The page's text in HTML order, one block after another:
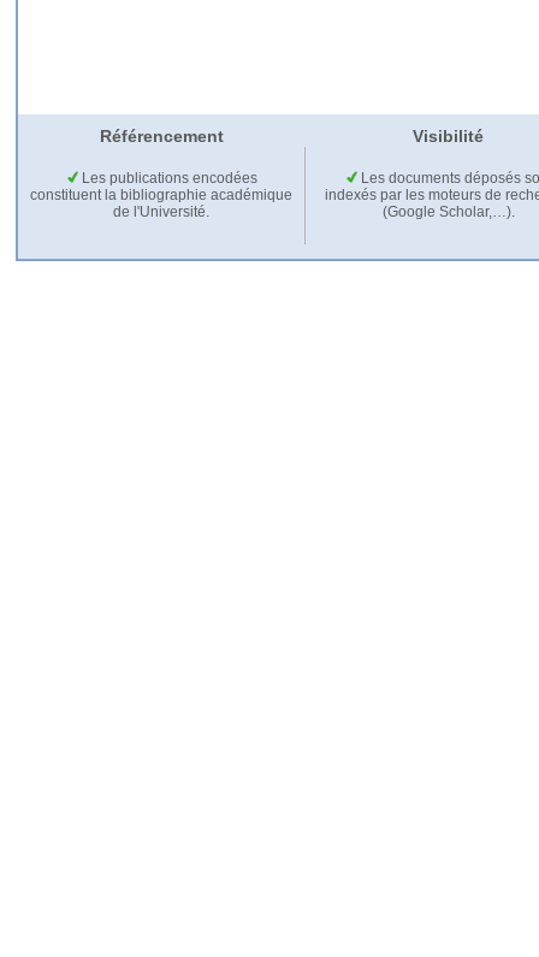
Référencement Visibilité
Les publications encodées
constituent la bibliographie académique
de l'Université.
Les documents déposés
indexés par les moteurs de
(Google Scholar,…).